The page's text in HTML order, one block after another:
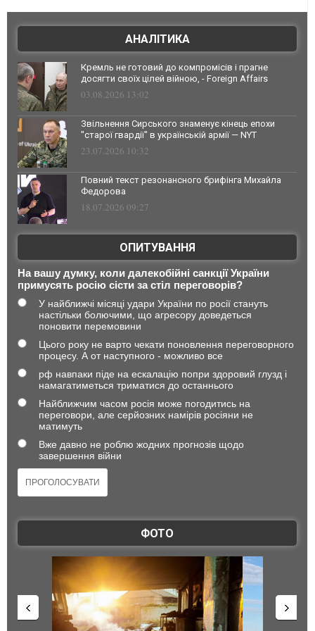
АНАЛІТИКА
Кремль не готовий до компромісів і прагне
досягти своїх цілей війною, - Foreign Affairs
03.08.2026 13:02
Звільнення Сирського знаменує кінець епохи
"старої гвардії" в українській армії — NYT
23.07.2026 10:32
Повний текст резонансного брифінга Михайла
Федорова
18.07.2026 09:27
ОПИТУВАННЯ
На вашу думку, коли далекобійні санкції України
примусять росію сісти за стіл переговорів?
У найближчі місяці удари України по росії стануть
настільки болючими, що агресору доведеться
поновити перемовини
Цього року не варто чекати поновлення переговорного
процесу. А от наступного - можливо все
рф навпаки піде на ескалацію попри здоровий глузд і
намагатиметься триматися до останнього
Найближчим часом росія може погодитись на
переговори, але серйозних намірів росіяни не
матимуть
Вже давно не роблю жодних прогнозів щодо
завершення війни
ФОТО